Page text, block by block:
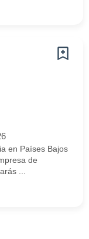
en Países Bajos
de
...